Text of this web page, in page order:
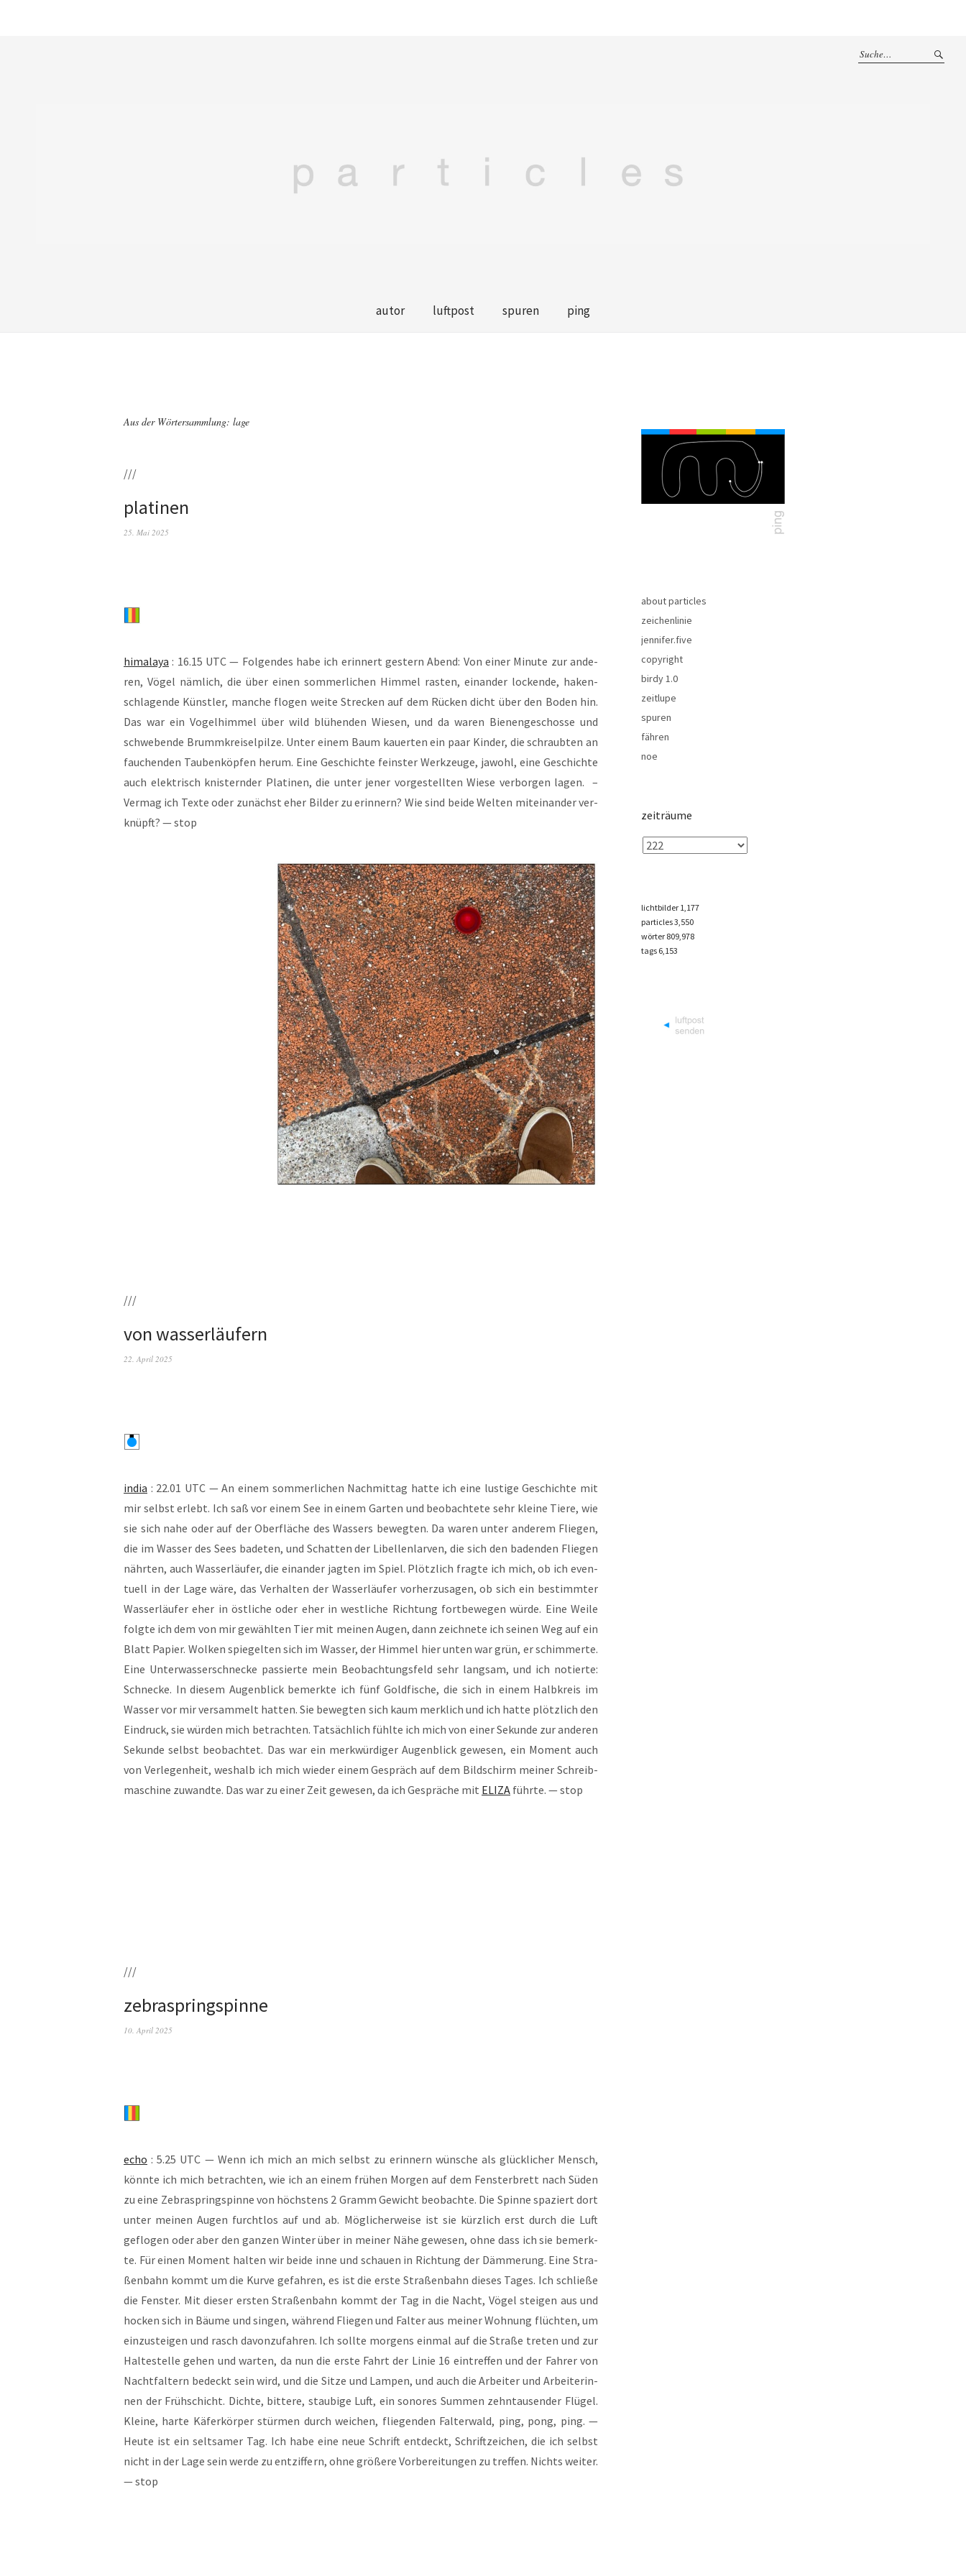
autor luftpost spuren ping
Aus der Wörtersammlung: lage
///
platinen
25. Mai 2025
hima­la­ya : 16.15 UTC — Fol­gen­des habe ich erin­nert ges­tern Abend: Von einer Minu­te zur ande­
ren, Vögel näm­lich, die über einen som­mer­li­chen Him­mel ras­ten, ein­an­der locken­de, haken­
schla­gen­de Künst­ler, man­che flo­gen wei­te Stre­cken auf dem Rücken dicht über den Boden hin.
Das war ein Vogel­him­mel über wild blü­hen­den Wie­sen, und da waren Bie­nen­ge­schos­se und
schwe­ben­de Brumm­krei­sel­pil­ze. Unter einem Baum kau­er­ten ein paar Kin­der, die schraub­ten an
fau­chen­den Tau­ben­köp­fen her­um. Eine Geschich­te feins­ter Werk­zeu­ge, jawohl, eine Geschich­te
auch elek­trisch knis­tern­der Pla­ti­nen, die unter jener vor­ge­stell­ten Wie­se ver­bor­gen lagen. –
Ver­mag ich Tex­te oder zunächst eher Bil­der zu erin­nern? Wie sind bei­de Wel­ten mit­ein­an­der ver­
knüpft? — stop
///
von wasserläufern
22. April 2025
india : 22.01 UTC — An einem som­mer­li­chen Nach­mit­tag hat­te ich eine lus­ti­ge Geschich­te mit
mir selbst erlebt. Ich saß vor einem See in einem Gar­ten und beob­ach­te­te sehr klei­ne Tie­re, wie
sie sich nahe oder auf der Ober­flä­che des Was­sers beweg­ten. Da waren unter ande­rem Flie­gen,
die im Was­ser des Sees bade­ten, und Schat­ten der Libel­len­lar­ven, die sich den baden­den Flie­gen
nähr­ten, auch Was­ser­läu­fer, die ein­an­der jag­ten im Spiel. Plötz­lich frag­te ich mich, ob ich even­
tu­ell in der Lage wäre, das Ver­hal­ten der Was­ser­läu­fer vor­her­zu­sa­gen, ob sich ein bestimm­ter
Was­ser­läu­fer eher in öst­li­che oder eher in west­li­che Rich­tung fort­be­we­gen wür­de. Eine Wei­le
folg­te ich dem von mir gewähl­ten Tier mit mei­nen Augen, dann zeich­ne­te ich sei­nen Weg auf ein
Blatt Papier. Wol­ken spie­gel­ten sich im Was­ser, der Him­mel hier unten war grün, er schim­mer­te.
Eine Unter­was­ser­schne­cke pas­sier­te mein Beob­ach­tungs­feld sehr lang­sam, und ich notier­te:
Schne­cke. In die­sem Augen­blick bemerk­te ich fünf Gold­fi­sche, die sich in einem Halb­kreis im
Was­ser vor mir ver­sam­melt hat­ten. Sie beweg­ten sich kaum merk­lich und ich hat­te plötz­lich den
Ein­druck, sie wür­den mich betrach­ten. Tat­säch­lich fühl­te ich mich von einer Sekun­de zur ande­ren
Sekun­de selbst beob­ach­tet. Das war ein merk­wür­di­ger Augen­blick gewe­sen, ein Moment auch
von Ver­le­gen­heit, wes­halb ich mich wie­der einem Gespräch auf dem Bild­schirm mei­ner Schreib­
ma­schi­ne zuwand­te. Das war zu einer Zeit gewe­sen, da ich Gesprä­che mit ELIZA führ­te. — stop
///
zebraspringspinne
10. April 2025
echo : 5.25 UTC — Wenn ich mich an mich selbst zu erin­nern wün­sche als glück­li­cher Mensch,
könn­te ich mich betrach­ten, wie ich an einem frü­hen Mor­gen auf dem Fens­ter­brett nach Süden
zu eine Zebra­spring­spin­ne von höchs­tens 2 Gramm Gewicht beob­ach­te. Die Spin­ne spa­ziert dort
unter mei­nen Augen furcht­los auf und ab. Mög­li­cher­wei­se ist sie kürz­lich erst durch die Luft
geflo­gen oder aber den gan­zen Win­ter über in mei­ner Nähe gewe­sen, ohne dass ich sie bemerk­
te. Für einen Moment hal­ten wir bei­de inne und schau­en in Rich­tung der Däm­me­rung. Eine Stra­
ßen­bahn kommt um die Kur­ve gefah­ren, es ist die ers­te Stra­ßen­bahn die­ses Tages. Ich schlie­ße
die Fens­ter. Mit die­ser ers­ten Stra­ßen­bahn kommt der Tag in die Nacht, Vögel stei­gen aus und
hocken sich in Bäu­me und sin­gen, wäh­rend Flie­gen und Fal­ter aus mei­ner Woh­nung flüch­ten, um
ein­zu­stei­gen und rasch davon­zu­fah­ren. Ich soll­te mor­gens ein­mal auf die Stra­ße tre­ten und zur
Hal­te­stel­le gehen und war­ten, da nun die ers­te Fahrt der Linie 16 ein­tref­fen und der Fah­rer von
Nacht­fal­tern bedeckt sein wird, und die Sit­ze und Lam­pen, und auch die Arbei­ter und Arbei­te­rin­
nen der Früh­schicht. Dich­te, bit­te­re, stau­bi­ge Luft, ein sono­res Sum­men zehn­tau­sen­der Flü­gel.
Klei­ne, har­te Käfer­kör­per stür­men durch wei­chen, flie­gen­den Fal­ter­wald, ping, pong, ping. —
Heu­te ist ein selt­sa­mer Tag. Ich habe eine neue Schrift ent­deckt, Schrift­zei­chen, die ich selbst
nicht in der Lage sein wer­de zu ent­zif­fern, ohne grö­ße­re Vor­be­rei­tun­gen zu tref­fen. Nichts wei­ter.
— stop
about particles
zeichenlinie
jennifer.five
copyright
birdy 1.0
zeitlupe
spuren
fähren
noe
zeiträume
lichtbilder 1,177
particles3,550
wörter 809,978
tags 6,153